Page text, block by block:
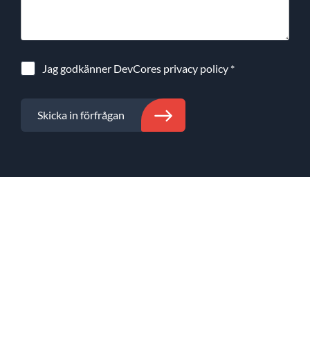
Jag godkänner DevCores privacy policy *
Skicka in förfrågan